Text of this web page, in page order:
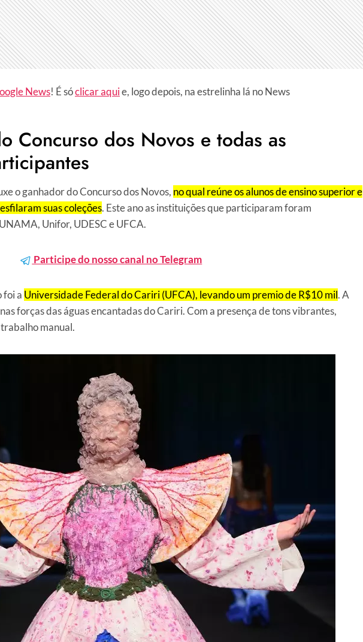
News! É sóclicar aquie, logo depois, na estrelinha lá no News
Concurso dos Novos e todas as
o ganhador do Concurso dos Novos, no qual reúne os alunos de ensino superior e
suas coleções. Este ano as instituições que participaram foram
Unifor, UDESC e UFCA.
Participe do nosso canal no Telegram
foi a Universidade Federal do Cariri (UFCA), levando um premio de R$10 mil. A
forças das águas encantadas do Cariri. Com a presença de tons vibrantes,
manual.